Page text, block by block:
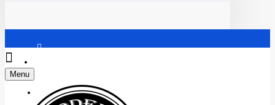
Регистрация
Menu